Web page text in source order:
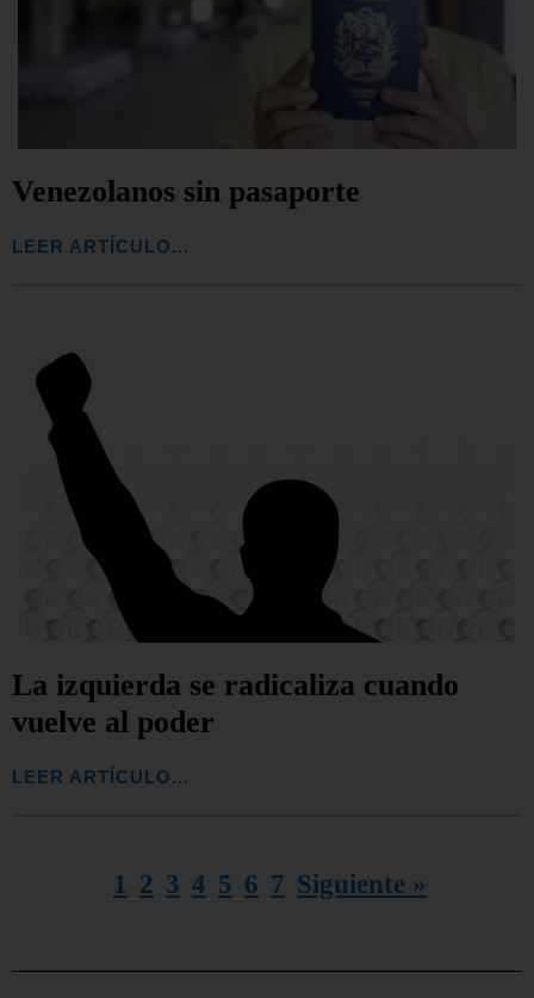
Venezolanos sin pasaporte
LEER ARTÍCULO...
La izquierda se radicaliza cuando
vuelve al poder
LEER ARTÍCULO...
1 2 3 4 5 6 7 Siguiente »